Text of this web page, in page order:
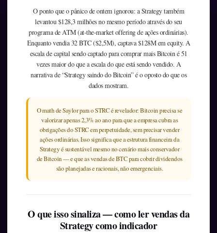
O ponto que o pânico de ontem ignorou: a Strategy também
levantou $128,3 milhões no mesmo período através do seu
programa de ATM (at-the-market offering de ações ordinárias).
Enquanto vendia 32 BTC ($2,5M), captava $128M em equity. A
escala de capital sendo captado para comprar mais Bitcoin é 51
vezes maior do que a escala do que está sendo vendido. A
narrativa de “Strategy saindo do Bitcoin” é o oposto do que os
dados mostram.
O math de Saylor para o STRC é revelador: Bitcoin precisa se
valorizar apenas 2,3% ao ano para que a empresa cubra as
obrigações do STRC em perpetuidade, sem precisar vender
ações ordinárias. Isso significa que a estrutura financeira da
Strategy é sustentável mesmo no cenário mais conservador
de Bitcoin — e que as vendas de BTC para cobrir dividendos
são planejadas e racionais, não emergenciais.
O que isso sinaliza — como ler vendas da
Strategy como indicador